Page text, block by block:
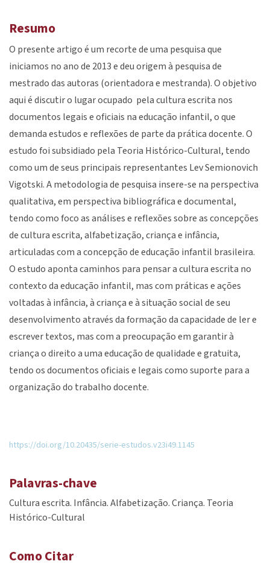
Palavras-chave
Cultura escrita. Infância. Alfabetização. Criança. Teoria
Histórico-Cultural
Como Citar
Resumo
O presente artigo é um recorte de uma pesquisa que
iniciamos no ano de 2013 e deu origem à pesquisa de
mestrado das autoras (orientadora e mestranda). O objetivo
aqui é discutir o lugar ocupado pela cultura escrita nos
documentos legais e oficiais na educação infantil, o que
demanda estudos e reflexões de parte da prática docente. O
estudo foi subsidiado pela Teoria Histórico-Cultural, tendo
como um de seus principais representantes Lev Semionovich
Vigotski. A metodologia de pesquisa insere-se na perspectiva
qualitativa, em perspectiva bibliográfica e documental,
tendo como foco as análises e reflexões sobre as concepções
de cultura escrita, alfabetização, criança e infância,
articuladas com a concepção de educação infantil brasileira.
O estudo aponta caminhos para pensar a cultura escrita no
contexto da educação infantil, mas com práticas e ações
voltadas à infância, à criança e à situação social de seu
desenvolvimento através da formação da capacidade de ler e
escrever textos, mas com a preocupação em garantir à
criança o direito a uma educação de qualidade e gratuita,
tendo os documentos oficiais e legais como suporte para a
organização do trabalho docente.
https://doi.org/10.20435/serie-estudos.v23i49.1145